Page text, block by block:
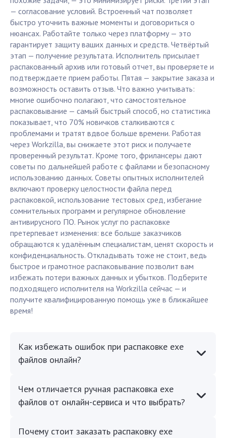
— согласование условий. Встроенный чат позволяет
быстро уточнить важные моменты и договориться о
нюансах. Работайте только через платформу — это
гарантирует защиту ваших данных и средств. Четвёртый
этап — получение результата. Исполнитель присылает
распакованный архив или готовый отчет, вы проверяете и
подтверждаете прием работы. Пятая — закрытие заказа и
возможность оставить отзыв. Что важно учитывать:
многие ошибочно полагают, что самостоятельное
распаковывание — самый быстрый способ, но статистика
показывает, что 70% новичков сталкиваются с
проблемами и тратят вдвое больше времени. Работая
через Workzilla, вы снижаете этот риск и получаете
проверенный результат. Кроме того, фрилансеры дают
советы по дальнейшей работе с файлами и безопасному
использованию данных. Советы опытных исполнителей
включают проверку целостности файла перед
распаковкой, использование тестовых сред, избегание
сомнительных программ и регулярное обновление
антивирусного ПО. Рынок услуг по распаковке
претерпевает изменения: все больше заказчиков
обращаются к удалённым специалистам, ценят скорость и
конфиденциальность. Откладывать тоже не стоит, ведь
быстрое и грамотное распаковывание позволит вам
избежать потери важных данных и убытков. Подберите
подходящего исполнителя на Workzilla сейчас — и
получите квалифицированную помощь уже в ближайшее
время!
Как избежать ошибок при распаковке exe
файлов онлайн?
Чем отличается ручная распаковка exe
файлов от онлайн-сервиса и что выбрать?
Почему стоит заказать распаковку exe